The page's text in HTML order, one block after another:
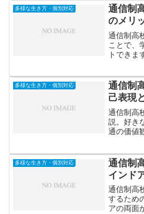
解説しま
多様な生き方・個別対応
通信制
のメリ
通信制高
ことで、
トできま
多様な生き方・個別対応
通信制
己表現
通信制高
説。好き
通の価値
多様な生き方・個別対応
通信制
インド
通信制高
するため
アの両面